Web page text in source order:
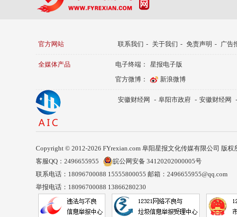
官方网站 联系我们 - 关于我们 - 免责声明 - 广告
全媒体产品 电子终端：
星报电子版
官方微博：
新浪微博
安徽财经网 - 阜阳市政府 - 安徽财经网 -
Copyright © 2012-2026 FYrexian.com 阜阳星报文化传媒有限公司 版权
客服QQ：2496655955
皖公网安备 34120202000005号
联系电话：18096700088 15555800055 邮箱：2496655955@qq.com
举报电话：18096700088 13866280230